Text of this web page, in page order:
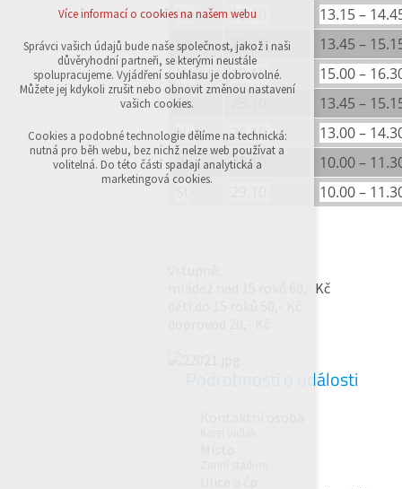
Ne
12.10.
13.15 –
So
18.10.
13.45 –
Ne
19.10.
15.00 –
So
13.45 –
Ne
26.10.
13.00 –
Po
27.10.
10.00 –
10.00 –
mládež nad 15 roků 60,- Kč
Podrobnosti o události
analytická pro anonymizované vyhodnocení
návštěvnosti
marketingová cookies (Google,Sklik)
Více informací o cookies na našem webu
Přijmout všechny cookies
Odmítnout vše
Více informací o cookies na našem webu
Správci vašich údajů bude naše společnost, jakož i naši
důvěryhodní partneři, se kterými neustále
spolupracujeme. Vyjádření souhlasu je dobrovolné.
Můžete jej kdykoli zrušit nebo obnovit změnou nastavení
vašich cookies.
Cookies a podobné technologie dělíme na technická:
nutná pro běh webu, bez nichž nelze web používat a
volitelná. Do této části spadají analytická a
marketingová cookies.